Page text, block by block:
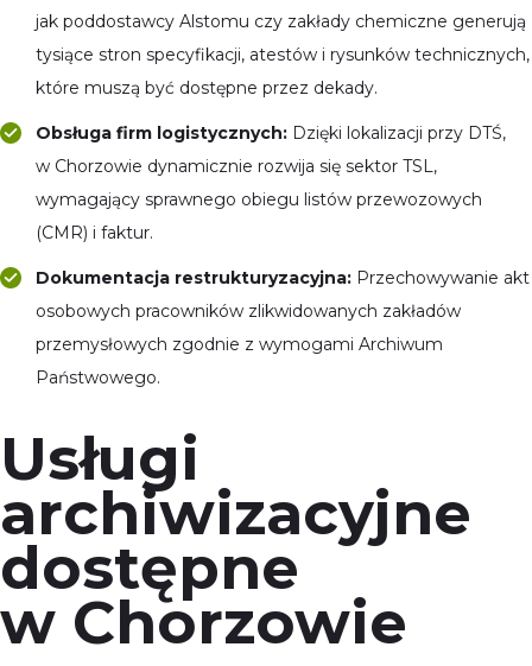
jak poddostawcy Alstomu czy zakłady chemiczne generują
tysiące stron specyfikacji, atestów i rysunków technicznych,
które muszą być dostępne przez dekady.
Obsługa firm logistycznych: Dzięki lokalizacji przy DTŚ,
w Chorzowie dynamicznie rozwija się sektor TSL,
wymagający sprawnego obiegu listów przewozowych
(CMR) i faktur.
Dokumentacja restrukturyzacyjna: Przechowywanie akt
osobowych pracowników zlikwidowanych zakładów
przemysłowych zgodnie z wymogami Archiwum
Państwowego.
Usługi
archiwizacyjne
dostępne
w Chorzowie